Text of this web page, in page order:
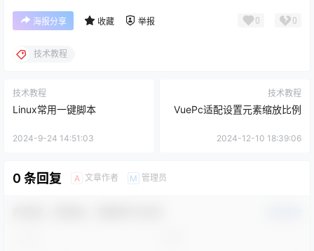
海报分享 收藏 举报 0 0
技术教程
技术教程
Linux常用一键脚本
2024-9-24 14:51:03
技术教程
VuePc适配设置元素缩放比例
2024-12-10 18:39:06
0 条回复 A 文章作者 M 管理员